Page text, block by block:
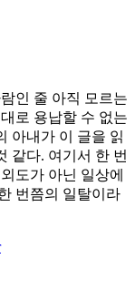
인 줄 아직 모르는
로 용납할 수 없는
아내가 이 글을 읽
같다. 여기서 한 번
도가 아닌 일상에
번쯤의 일탈이라